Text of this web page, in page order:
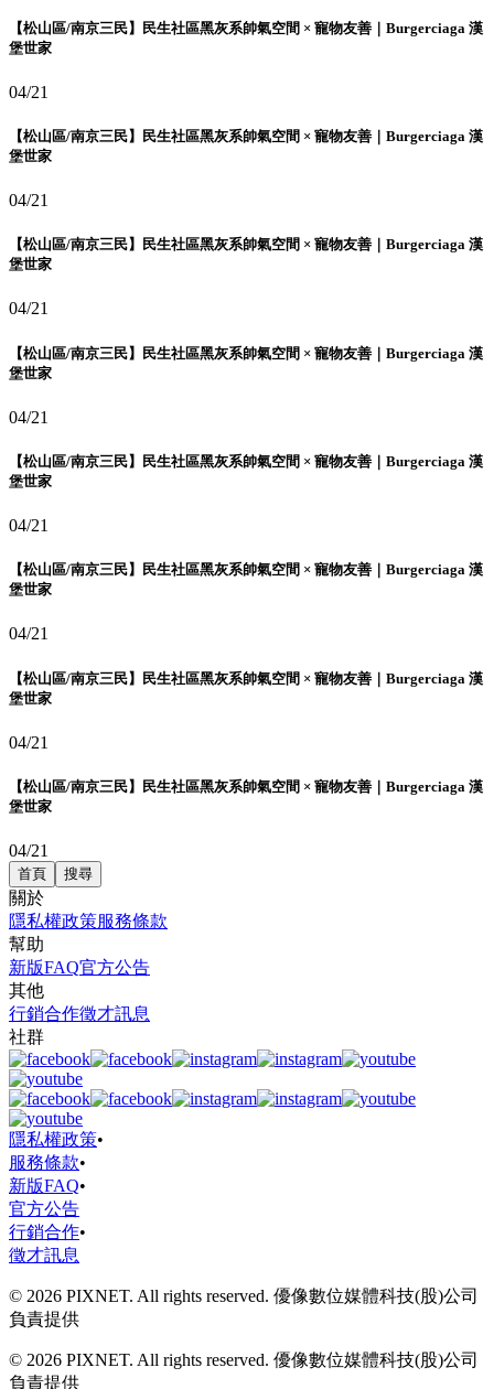
【松山區/南京三民】民生社區黑灰系帥氣空間 × 寵物友善｜Burgerciaga 漢
堡世家
04/21
【松山區/南京三民】民生社區黑灰系帥氣空間 × 寵物友善｜Burgerciaga 漢
堡世家
04/21
【松山區/南京三民】民生社區黑灰系帥氣空間 × 寵物友善｜Burgerciaga 漢
堡世家
04/21
【松山區/南京三民】民生社區黑灰系帥氣空間 × 寵物友善｜Burgerciaga 漢
堡世家
04/21
【松山區/南京三民】民生社區黑灰系帥氣空間 × 寵物友善｜Burgerciaga 漢
堡世家
04/21
【松山區/南京三民】民生社區黑灰系帥氣空間 × 寵物友善｜Burgerciaga 漢
堡世家
04/21
【松山區/南京三民】民生社區黑灰系帥氣空間 × 寵物友善｜Burgerciaga 漢
堡世家
04/21
【松山區/南京三民】民生社區黑灰系帥氣空間 × 寵物友善｜Burgerciaga 漢
堡世家
04/21
首頁 搜尋
關於
隱私權政策服務條款
幫助
新版FAQ官方公告
其他
行銷合作徵才訊息
社群
隱私權政策•
服務條款•
新版FAQ•
官方公告
行銷合作•
徵才訊息
© 2026 PIXNET. All rights reserved. 優像數位媒體科技(股)公司
負責提供
© 2026 PIXNET. All rights reserved. 優像數位媒體科技(股)公司
負責提供